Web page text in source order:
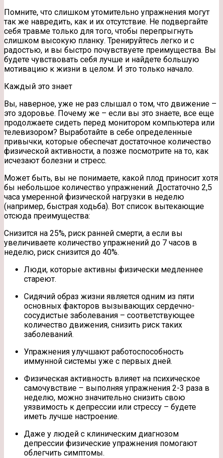
Помните, что слишком утомительно упражнения могут
так же навредить, как и их отсутствие. Не подвергайте
себя травме только для того, чтобы перепрыгнуть
слишком высокую планку. Тренируйтесь легко и с
радостью, и вы быстро почувствуете преимущества. Вы
будете чувствовать себя лучше и найдете большую
мотивацию к жизни в целом. И это только начало.
Каждый это знает
Вы, наверное, уже не раз слышал о том, что движение –
это здоровье. Почему же – если вы это знаете, все еще
продолжаете сидеть перед монитором компьютера или
телевизором? Выработайте в себе определенные
привычки, которые обеспечат достаточное количество
физической активности, а позже посмотрите на то, как
исчезают болезни и стресс.
Может быть, вы не понимаете, какой плод приносит хотя
бы небольшое количество упражнений. Достаточно 2,5
часа умеренной физической нагрузки в неделю
(например, быстрая ходьба). Вот список вытекающие
отсюда преимущества:
Снизится на 25%, риск ранней смерти, а если вы
увеличиваете количество упражнений до 7 часов в
неделю, риск снизится до 40%.
Люди, которые активны физически медленнее
стареют.
Сидячий образ жизни является одним из пяти
основных факторов вызывающих сердечно-
сосудистые заболевания – соответствующее
количество движения, снизить риск таких
заболеваний.
Упражнения улучшают работоспособность
иммунной системы уже с первых дней.
Физическая активность влияет на психическое
самочувствие – выполняя упражнения 2-3 раза в
неделю, можно значительно снизить свою
уязвимость к депрессии или стрессу – будете
иметь лучше настроение.
Даже у людей с клиническим диагнозом
депрессии физические упражнения помогают
облегчить симптомы.